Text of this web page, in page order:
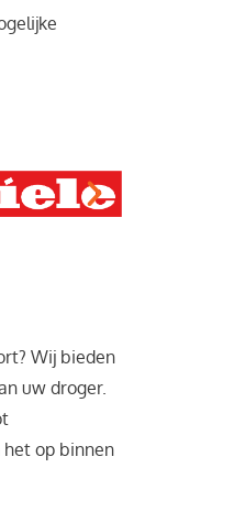
Wij bieden
uw droger.
op binnen